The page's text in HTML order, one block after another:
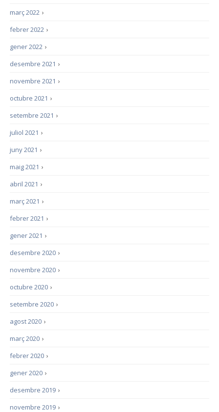
›
març 2022
›
febrer 2022
›
gener 2022
›
desembre 2021
›
novembre 2021
›
octubre 2021
›
setembre 2021
›
juliol 2021
›
juny 2021
›
maig 2021
›
abril 2021
›
març 2021
›
febrer 2021
›
gener 2021
›
desembre 2020
›
novembre 2020
›
octubre 2020
›
setembre 2020
›
agost 2020
›
març 2020
›
febrer 2020
›
gener 2020
›
desembre 2019
›
novembre 2019